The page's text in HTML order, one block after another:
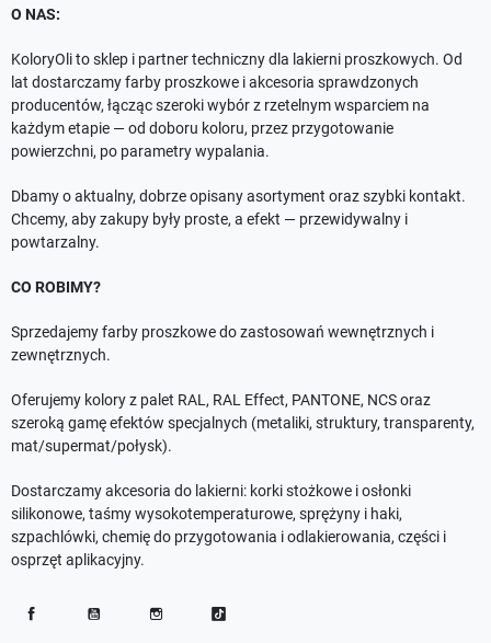
O NAS:
KoloryOli to sklep i partner techniczny dla lakierni proszkowych. Od
lat dostarczamy farby proszkowe i akcesoria sprawdzonych
producentów, łącząc szeroki wybór z rzetelnym wsparciem na
każdym etapie — od doboru koloru, przez przygotowanie
powierzchni, po parametry wypalania.
Dbamy o aktualny, dobrze opisany asortyment oraz szybki kontakt.
Chcemy, aby zakupy były proste, a efekt — przewidywalny i
powtarzalny.
CO ROBIMY?
Sprzedajemy farby proszkowe do zastosowań wewnętrznych i
zewnętrznych.
Oferujemy kolory z palet RAL, RAL Effect, PANTONE, NCS oraz
szeroką gamę efektów specjalnych (metaliki, struktury, transparenty,
mat/supermat/połysk).
Dostarczamy akcesoria do lakierni: korki stożkowe i osłonki
silikonowe, taśmy wysokotemperaturowe, sprężyny i haki,
szpachlówki, chemię do przygotowania i odlakierowania, części i
osprzęt aplikacyjny.